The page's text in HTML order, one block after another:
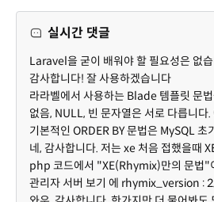
실시간 댓글
감사합니다! 잘 사용하겠습니다